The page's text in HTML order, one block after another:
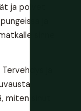
ja polvet
ja
sinne
Tervehdys ja
sinut